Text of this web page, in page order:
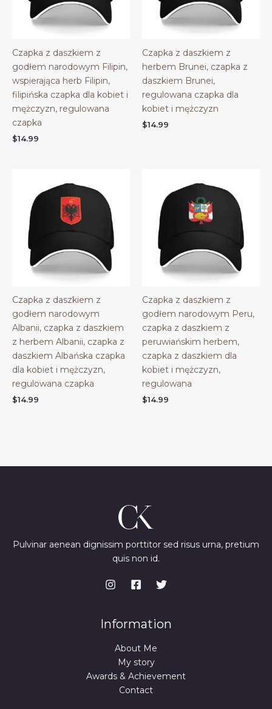
Czapka z daszkiem z
godłem narodowym Filipin,
wspierająca herb Filipin,
filipińska czapka dla kobiet i
mężczyzn, regulowana
czapka
$14.99
Czapka z daszkiem z
herbem Brunei, czapka z
daszkiem Brunei,
regulowana czapka dla
kobiet i mężczyzn
$14.99
Czapka z daszkiem z
godłem narodowym
Albanii, czapka z daszkiem
z herbem Albanii, czapka z
daszkiem Albańska czapka
dla kobiet i mężczyzn,
regulowana czapka
$14.99
Czapka z daszkiem z
godłem narodowym Peru,
czapka z daszkiem z
peruwiańskim herbem,
czapka z daszkiem dla
kobiet i mężczyzn,
regulowana
$14.99
Pulvinar aenean dignissim porttitor sed risus urna, pretium
quis non id.
Information
About Me
My story
Awards & Achievement
Contact